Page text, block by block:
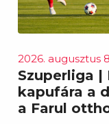
2026. augusztus
Szuperliga |
kapufára a
a Farul